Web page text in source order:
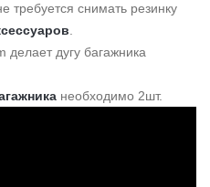
требуется снимать резинку
.
делает дугу багажника
необходимо 2шт.